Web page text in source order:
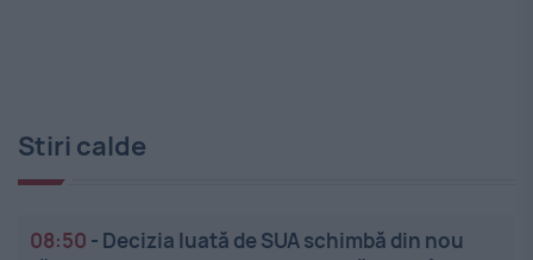
Stiri calde
08:50 - Decizia luată de SUA schimbă din nou